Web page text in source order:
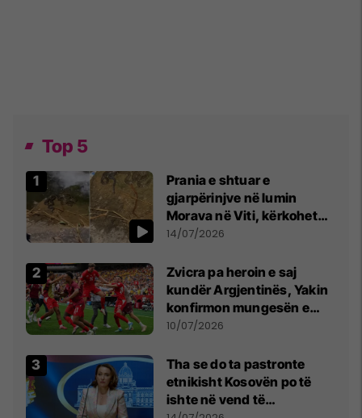
Top 5
Prania e shtuar e
gjarpërinjve në lumin
Morava në Viti, kërkohet
kujdes nga qytetarët
14/07/2026
Zvicra pa heroin e saj
kundër Argjentinës, Yakin
konfirmon mungesën e
madhe
10/07/2026
Tha se do ta pastronte
etnikisht Kosovën po të
ishte në vend të